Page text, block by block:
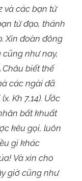
và các bạn tử
tử đạo, thánh
Xin đoàn đông
cũng như nay,
biết thế
các ngài đã
Kh 7,14). Ước
bất khuất
kêu gọi, luôn
gì khác
Và xin cho
giờ cũng như